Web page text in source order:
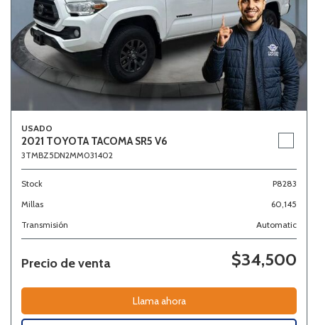
USADO
2021 TOYOTA TACOMA SR5 V6
3TMBZ5DN2MM031402
Stock
P8283
Millas
60,145
Transmisión
Automatic
Precio de venta $34,500
Llama ahora